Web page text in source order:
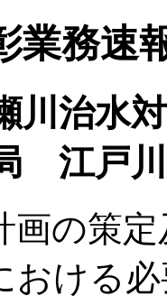
業務速
川治水
江戸
画の策
おける